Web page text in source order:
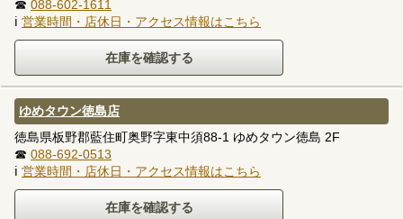
☎ 088-602-1611
ℹ 営業時間・店休日・アクセス情報はこちら
ゆめタウン徳島店
徳島県板野郡藍住町奥野字東中須88-1 ゆめタウン徳島 2F
☎ 088-692-0513
ℹ 営業時間・店休日・アクセス情報はこちら